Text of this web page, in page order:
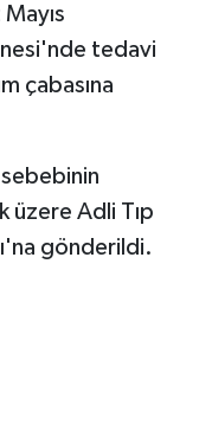
tedavi
çabasına
sebebinin
üzere Adli Tıp
gönderildi.